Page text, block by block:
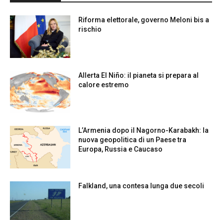
Riforma elettorale, governo Meloni bis a
rischio
Allerta El Niño: il pianeta si prepara al
calore estremo
L’Armenia dopo il Nagorno-Karabakh: la
nuova geopolitica di un Paese tra
Europa, Russia e Caucaso
Falkland, una contesa lunga due secoli